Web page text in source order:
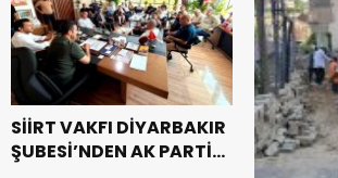
SİİRT VAKFI DİYARBAKIR
ŞUBESİ’NDEN AK PARTİ